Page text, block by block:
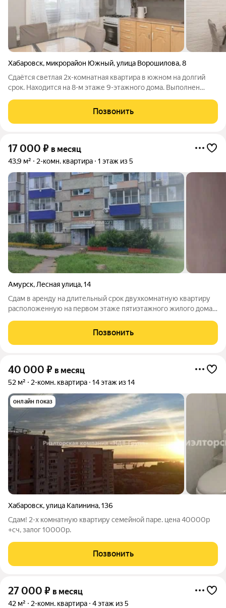
Хабаровск, микрорайон Южный,улица Ворошилова,8
Сдаётся светлая 2х-комнатная квартира в южном на долгий
срок. Находится на 8-м этаже 9-этажного дома. Выполнен
техникой и мебелью. Рассмотрим порядочных арендаторов.
Можно с небольшим питомцем.
Позвонить
17 000 ₽ в месяц
43,9 м² 2-комн. квартира 1 этаж из 5
Амурск, Лесная улица,14
Сдам в аренду на длительный срок двухкомнатную квартиру
расположенную на первом этаже пятиэтажного жилого дома.
Возможно проживания с животными, по предварительной
договоренности с владельцем
Позвонить
40 000 ₽ в месяц
52 м² 2-комн. квартира 14 этаж из 14
онлайн показ
Хабаровск,улица Калинина,136
Сдам! 2-х комнатную квартиру семейной паре. цена 40000р
+сч, залог 10000р.
Позвонить
27 000 ₽ в месяц
42 м² 2-комн. квартира 4 этаж из 5